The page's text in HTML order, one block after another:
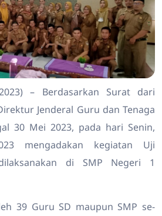
– Berdasarkan Surat dari
Jenderal Guru dan Tenaga
30 Mei 2023, pada hari Senin,
mengadakan kegiatan Uji
di SMP Negeri 1
39 Guru SD maupun SMP se-